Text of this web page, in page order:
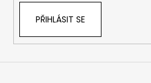
PŘIHLÁSIT SE